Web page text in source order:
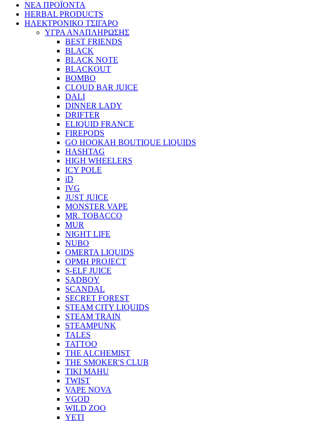
ΝΕΑ ΠΡΟΪΟΝΤΑ
HERBAL PRODUCTS
ΗΛΕΚΤΡΟΝΙΚΟ ΤΣΙΓΑΡΟ
ΥΓΡΑ ΑΝΑΠΛΗΡΩΣΗΣ
BEST FRIENDS
BLACK
BLACK NOTE
BLACKOUT
BOMBO
CLOUD BAR JUICE
DALI
DINNER LADY
DRIFTER
ELIQUID FRANCE
FIREPODS
GO HOOKAH BOUTIQUE LIQUIDS
HASHTAG
HIGH WHEELERS
ICY POLE
iD
IVG
JUST JUICE
MONSTER VAPE
MR. TOBACCO
MUR
NIGHT LIFE
NUBO
OMERTA LIQUIDS
OPMH PROJECT
S-ELF JUICE
SADBOY
SCANDAL
SECRET FOREST
STEAM CITY LIQUIDS
STEAM TRAIN
STEAMPUNK
TALES
TATTOO
THE ALCHEMIST
THE SMOKER'S CLUB
TIKI MAHU
TWIST
VAPE NOVA
VGOD
WILD ZOO
YETI